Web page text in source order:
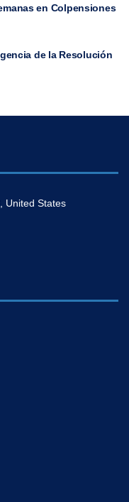
en Colpensiones
de la Resolución
United States